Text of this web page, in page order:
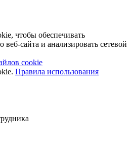
чтобы обеспечивать
сайта и анализировать сетевой
cookie
Правила использования